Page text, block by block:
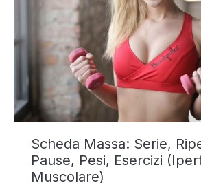
Scheda Massa: Serie,
Pause, Pesi, Esercizi
Muscolare)